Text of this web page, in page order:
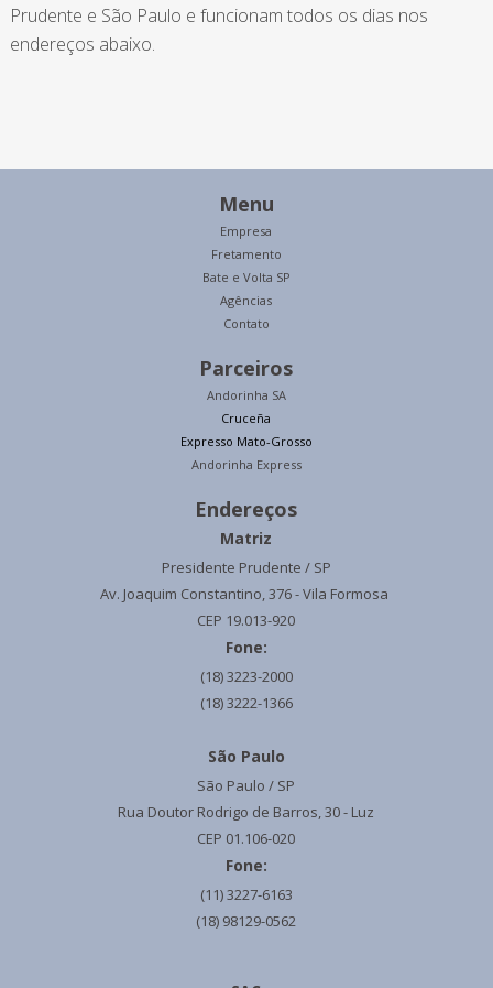
Prudente e São Paulo e funcionam todos os dias nos
endereços abaixo.
Menu
Empresa
Fretamento
Bate e Volta SP
Agências
Contato
Parceiros
Andorinha SA
Cruceña
Expresso Mato-Grosso
Andorinha Express
Endereços
Matriz
Presidente Prudente / SP
Av. Joaquim Constantino, 376 - Vila Formosa
CEP 19.013-920
Fone:
(18) 3223-2000
(18) 3222-1366
São Paulo
São Paulo / SP
Rua Doutor Rodrigo de Barros, 30 - Luz
CEP 01.106-020
Fone:
(11) 3227-6163
(18) 98129-0562